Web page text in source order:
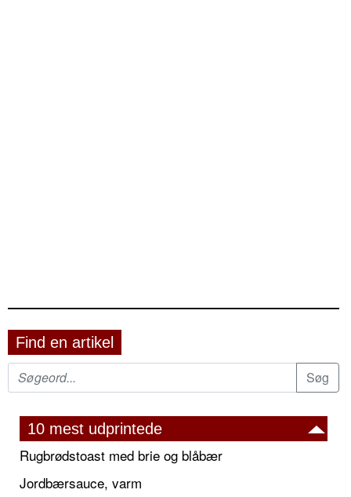
Find en artikel
10 mest udprintede
Rugbrødstoast med brie og blåbær
Jordbærsauce, varm